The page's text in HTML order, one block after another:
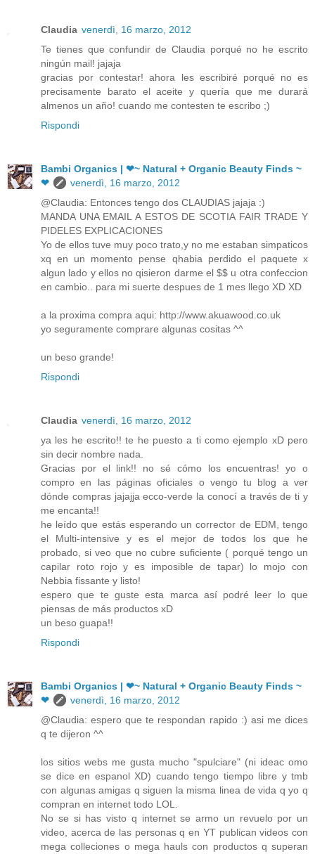
Claudia venerdì, 16 marzo, 2012
Te tienes que confundir de Claudia porqué no he escrito
ningún mail! jajaja
gracias por contestar! ahora les escribiré porqué no es
precisamente barato el aceite y quería que me durará
almenos un año! cuando me contesten te escribo ;)
Rispondi
Bambi Organics | ❤~ Natural + Organic Beauty Finds ~
❤
venerdì, 16 marzo, 2012
@Claudia: Entonces tengo dos CLAUDIAS jajaja :)
MANDA UNA EMAIL A ESTOS DE SCOTIA FAIR TRADE Y
PIDELES EXPLICACIONES
Yo de ellos tuve muy poco trato,y no me estaban simpaticos
xq en un momento pense qhabia perdido el paquete x
algun lado y ellos no qisieron darme el $$ u otra confeccion
en cambio.. para mi suerte despues de 1 mes llego XD XD
a la proxima compra aqui: http://www.akuawood.co.uk
yo seguramente comprare algunas cositas ^^
un beso grande!
Rispondi
Claudia venerdì, 16 marzo, 2012
ya les he escrito!! te he puesto a ti como ejemplo xD pero
sin decir nombre nada.
Gracias por el link!! no sé cómo los encuentras! yo o
compro en las páginas oficiales o vengo tu blog a ver
dónde compras jajajja ecco-verde la conocí a través de ti y
me encanta!!
he leído que estás esperando un corrector de EDM, tengo
el Multi-intensive y es el mejor de todos los que he
probado, si veo que no cubre suficiente ( porqué tengo un
capilar roto rojo y es imposible de tapar) lo mojo con
Nebbia fissante y listo!
espero que te guste esta marca así podré leer lo que
piensas de más productos xD
un beso guapa!!
Rispondi
Bambi Organics | ❤~ Natural + Organic Beauty Finds ~
❤
venerdì, 16 marzo, 2012
@Claudia: espero que te respondan rapido :) asi me dices
q te dijeron ^^
los sitios webs me gusta mucho "spulciare" (ni ideac omo
se dice en espanol XD) cuando tengo tiempo libre y tmb
con algunas amigas q siguen la misma linea de vida q yo q
compran en internet todo LOL.
No se si has visto q internet se armo un revuelo por un
video, acerca de las personas q en YT publican videos con
mega colleciones o mega hauls con productos q superan